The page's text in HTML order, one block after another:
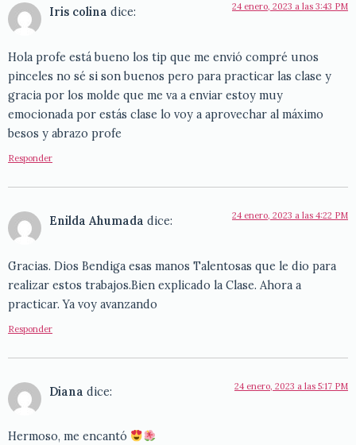
Iris colina dice: 24 enero, 2023 a las 3:43 PM
Hola profe está bueno los tip que me envió compré unos
pinceles no sé si son buenos pero para practicar las clase y
gracia por los molde que me va a enviar estoy muy
emocionada por estás clase lo voy a aprovechar al máximo
besos y abrazo profe
Responder
Enilda Ahumada dice: 24 enero, 2023 a las 4:22 PM
Gracias. Dios Bendiga esas manos Talentosas que le dio para
realizar estos trabajos.Bien explicado la Clase. Ahora a
practicar. Ya voy avanzando
Responder
Diana dice: 24 enero, 2023 a las 5:17 PM
Hermoso, me encantó